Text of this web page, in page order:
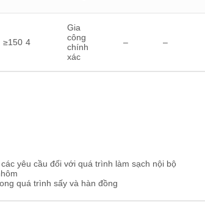
≥150 4
Gia
công
chính
xác
– –
yêu cầu đối với quá trình làm sạch nội bộ
quá trình sấy và hàn đồng